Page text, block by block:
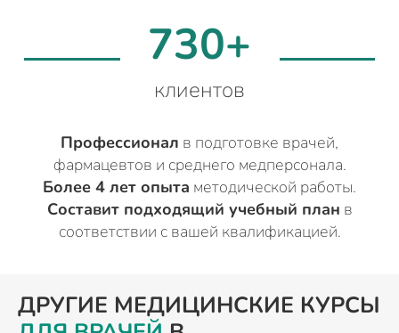
730+
клиентов
Профессионал в подготовке врачей,
фармацевтов и среднего медперсонала.
Более 4 лет опыта методической работы.
Составит подходящий учебный план в
соответствии с вашей квалификацией.
ДРУГИЕ МЕДИЦИНСКИЕ КУРСЫ